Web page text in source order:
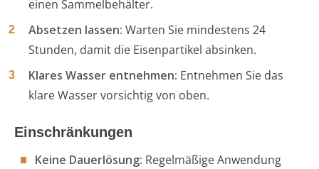
einen Sammelbehälter.
Absetzen lassen: Warten Sie mindestens 24
Stunden, damit die Eisenpartikel absinken.
Klares Wasser entnehmen: Entnehmen Sie das
klare Wasser vorsichtig von oben.
Einschränkungen
Keine Dauerlösung: Regelmäßige Anwendung